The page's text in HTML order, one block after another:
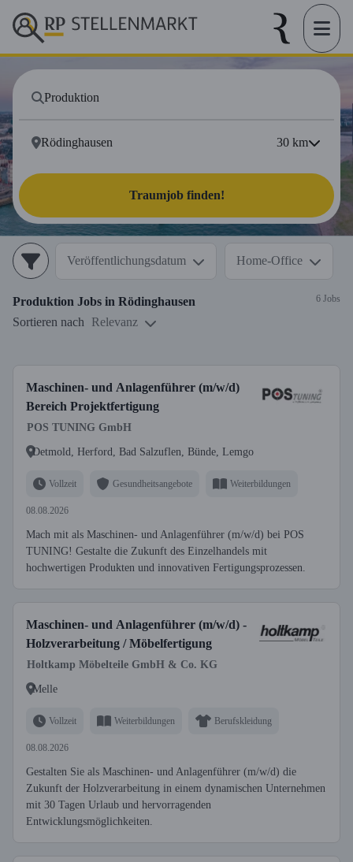
30 km
Traumjob finden!
Veröffentlichungsdatum Home-Office
Produktion Jobs in Rödinghausen 6 Jobs
Sortieren nach Relevanz
Maschinen- und Anlagenführer (m/w/d)
Bereich Projektfertigung
POS TUNING GmbH
Detmold, Herford, Bad Salzuflen, Bünde, Lemgo
Vollzeit Gesundheitsangebote Weiterbildungen
08.08.2026
Mach mit als Maschinen- und Anlagenführer (m/w/d) bei POS
TUNING! Gestalte die Zukunft des Einzelhandels mit
hochwertigen Produkten und innovativen Fertigungsprozessen.
Maschinen- und Anlagenführer (m/w/d) -
Holzverarbeitung / Möbelfertigung
Holtkamp Möbelteile GmbH & Co. KG
Melle
Vollzeit Weiterbildungen Berufskleidung
08.08.2026
Gestalten Sie als Maschinen- und Anlagenführer (m/w/d) die
Zukunft der Holzverarbeitung in einem dynamischen Unternehmen
mit 30 Tagen Urlaub und hervorragenden
Entwicklungsmöglichkeiten.